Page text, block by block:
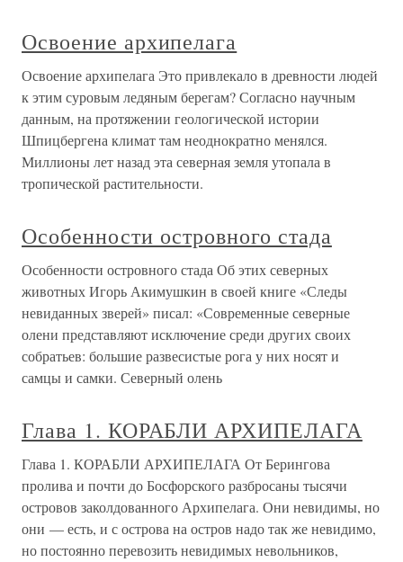
Освоение архипелага
Освоение архипелага Это привлекало в древности людей
к этим суровым ледяным берегам? Согласно научным
данным, на протяжении геологической истории
Шпицбергена климат там неоднократно менялся.
Миллионы лет назад эта северная земля утопала в
тропической растительности.
Особенности островного стада
Особенности островного стада Об этих северных
животных Игорь Акимушкин в своей книге «Следы
невиданных зверей» писал: «Современные северные
олени представляют исключение среди других своих
собратьев: большие развесистые рога у них носят и
самцы и самки. Северный олень
Глава 1. КОРАБЛИ АРХИПЕЛАГА
Глава 1. КОРАБЛИ АРХИПЕЛАГА От Берингова
пролива и почти до Босфорского разбросаны тысячи
островов заколдованного Архипелага. Они невидимы, но
они — есть, и с острова на остров надо так же невидимо,
но постоянно перевозить невидимых невольников,